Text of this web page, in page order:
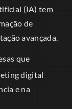
(IA) tem
de
avançada.
que
digital
e na